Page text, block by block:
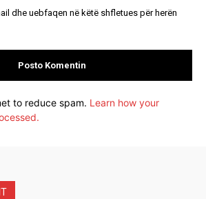
dhe uebfaqen në këtë shfletues për herën
to reduce spam. Learn how your